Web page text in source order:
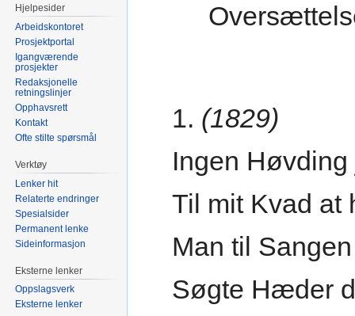
1. (1829)
Ingen
Til mit Kvad at
Man til
Søgte Hæder
Hjelpesider
Arbeidskontoret
Prosjektportal
Igangværende
prosjekter
Redaksjonelle
retningslinjer
Opphavsrett
Kontakt
Ofte stilte spørsmål
Verktøy
Lenker hit
Relaterte endringer
Spesialsider
Permanent lenke
Sideinformasjon
Eksterne lenker
Oppslagsverk
Eksterne lenker